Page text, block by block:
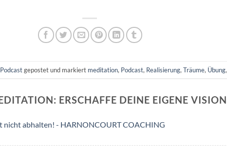
Podcastgepostet und markiert meditation, Podcast, Realisierung, Träume, Übung,
ERSCHAFFE DEINE EIGENE VISION
nicht abhalten! - HARNONCOURT COACHING